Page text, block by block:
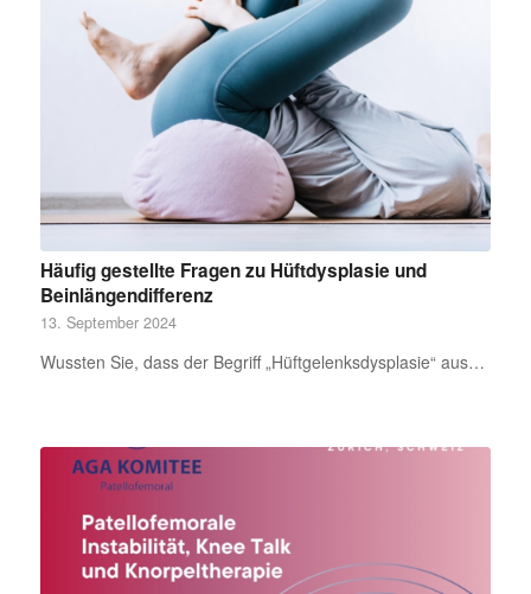
Häufig gestellte Fragen zu Hüftdysplasie und
Beinlängendifferenz
13. September 2024
Wussten Sie, dass der Begriff „Hüftgelenksdysplasie“ aus…